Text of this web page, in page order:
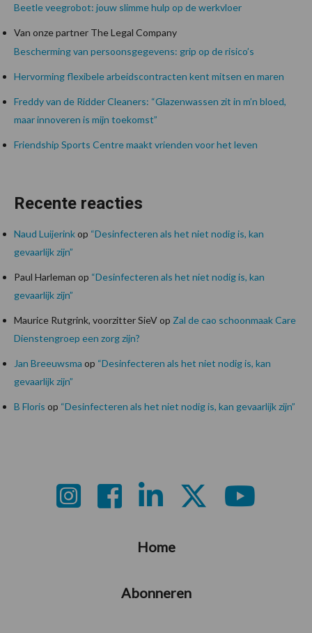
Beetle veegrobot: jouw slimme hulp op de werkvloer
Van onze partner The Legal Company
Bescherming van persoonsgegevens: grip op de risico’s
Hervorming flexibele arbeidscontracten kent mitsen en maren
Freddy van de Ridder Cleaners: “Glazenwassen zit in m’n bloed,
maar innoveren is mijn toekomst”
Friendship Sports Centre maakt vrienden voor het leven
Recente reacties
Naud Luijerinkop “Desinfecteren als het niet nodig is, kan
gevaarlijk zijn”
Paul Harleman op “Desinfecteren als het niet nodig is, kan
gevaarlijk zijn”
Maurice Rutgrink, voorzitter SieVop Zal de cao schoonmaak Care
Dienstengroep een zorg zijn?
Jan Breeuwsma op “Desinfecteren als het niet nodig is, kan
gevaarlijk zijn”
B Floris op “Desinfecteren als het niet nodig is, kan gevaarlijk zijn”
Home
Abonneren